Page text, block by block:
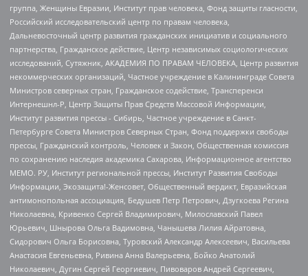
группа, Женщины Евразии, Институт прав человека, Фонд защиты гласности,
Российский исследовательский центр по правам человека,
Дальневосточный центр развития гражданских инициатив и социального
партнерства, Гражданское действие, Центр независимых социологических
исследований, Сутяжник, АКАДЕМИЯ ПО ПРАВАМ ЧЕЛОВЕКА, Центр развития
некоммерческих организаций, Частное учреждение в Калининграде Совета
Министров северных стран, Гражданское содействие, Трансперенси
Интернешнл-Р, Центр Защиты Прав Средств Массовой Информации,
Институт развития прессы - Сибирь, Частное учреждение в Санкт-
Петербурге Совета Министров Северных Стран, Фонд поддержки свободы
прессы, Гражданский контроль, Человек и Закон, Общественная комиссия
по сохранению наследия академика Сахарова, Информационное агентство
МЕМО. РУ, Институт региональной прессы, Институт Развития Свободы
Информации, Экозащита!-Женсовет, Общественный вердикт, Евразийская
антимонопольная ассоциация, Бедушев Петр Петрович, Дзугкоева Регина
Николаевна, Кривенко Сергей Владимирович, Милославский Павел
Юрьевич, Шнырова Ольга Вадимовна, Чанышева Лилия Айратовна,
Сидорович Ольга Борисовна, Туровский Александр Алексеевич, Васильева
Анастасия Евгеньевна, Ривина Анна Валерьевна, Бойко Анатолий
Николаевич, Дугин Сергей Георгиевич, Пивоваров Андрей Сергеевич,